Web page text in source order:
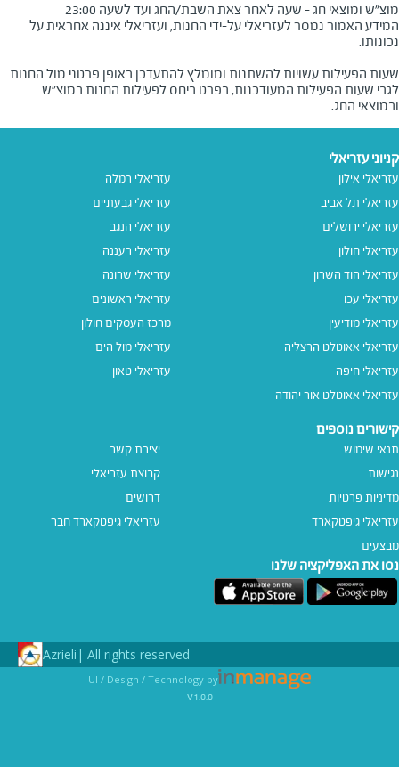
מוצ"ש ומוצאי חג - שעה לאחר צאת השבת/החג ועד לשעה 23:00
המידע האמור נמסר לעזריאלי על-ידי החנות, ועזריאלי איננה אחראית על
שעות הפעילות עשויות להשתנות ומומלץ להתעדכן באופן פרטני מול החנות
לגבי שעות הפעילות המעודכנות, בפרט ביחס לפעילות החנות במוצ"ש
ובמוצאי החג.
קניוני עזריאלי
עזריאלי אילון
עזריאלי תל אביב
עזריאלי ירושלים
עזריאלי חולון
עזריאלי הוד השרון
עזריאלי עכו
עזריאלי מודיעין
עזריאלי אאוטלט הרצליה
עזריאלי חיפה
עזריאלי אאוטלט אור יהודה
עזריאלי רמלה
עזריאלי גבעתיים
עזריאלי הנגב
עזריאלי רעננה
עזריאלי שרונה
עזריאלי ראשונים
מרכז העסקים חולון
עזריאלי מול הים
עזריאלי טאון
קישורים נוספים
תנאי שימוש
נגישות
מדיניות פרטיות
עזריאלי גיפטקארד
מבצעים
יצירת קשר
קבוצת עזריאלי
דרושים
עזריאלי גיפטקארד חבר‎
נסו את האפליקציה שלנו
All rights reserved |
Azrieli
UI / Design / Technology by
v1.0.0